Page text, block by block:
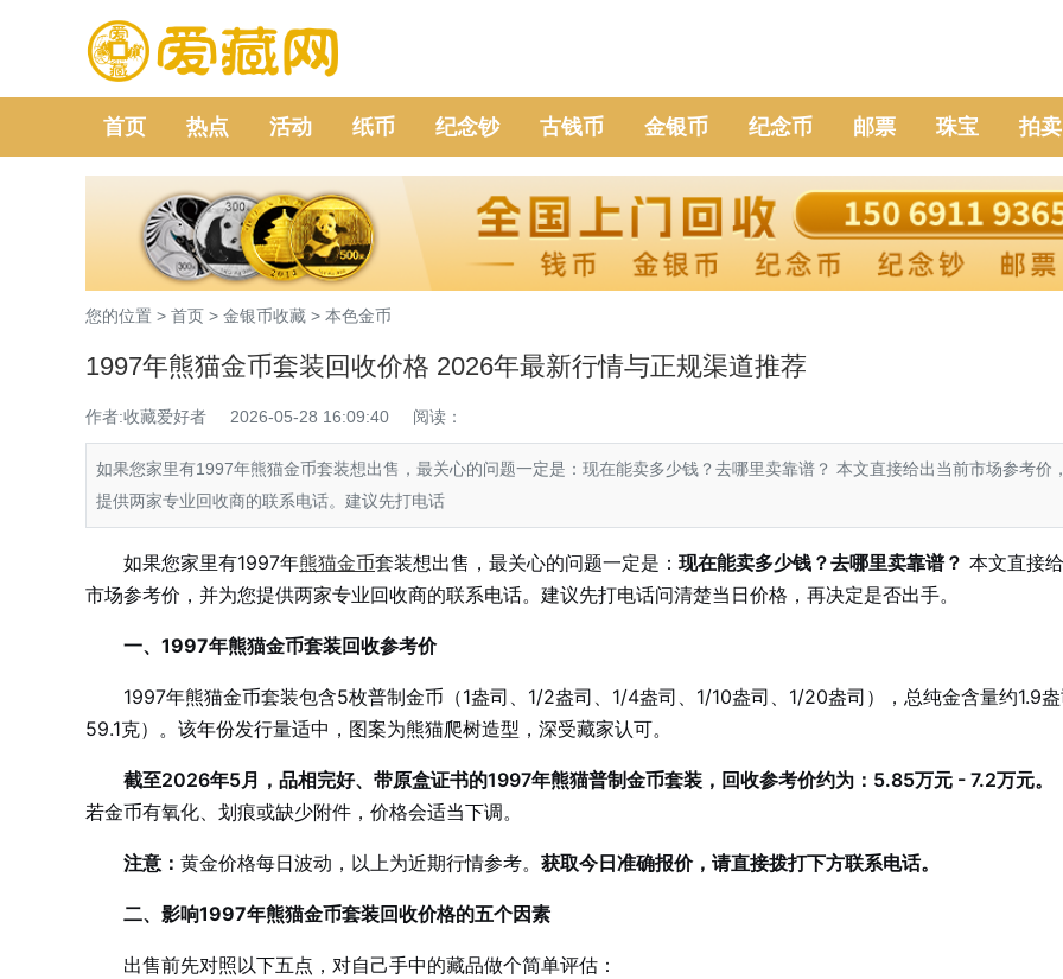
首页 热点 活动 纸币 纪念钞 古钱币 金银币 纪念币 邮票 珠宝 拍卖
您的位置 > 首页 > 金银币收藏 > 本色金币
1997年熊猫金币套装回收价格 2026年最新行情与正规渠道推荐
作者:收藏爱好者 2026-05-28 16:09:40 阅读：
如果您家里有1997年熊猫金币套装想出售，最关心的问题一定是：现在能卖多少钱？去哪里卖靠谱？ 本文直接给出当前市场参考价
提供两家专业回收商的联系电话。建议先打电话
如果您家里有1997年熊猫金币套装想出售，最关心的问题一定是： 现在能卖多少钱？去哪里卖靠谱？ 本文直接
市场参考价，并为您提供两家专业回收商的联系电话。建议先打电话问清楚当日价格，再决定是否出手。
一、1997年熊猫金币套装回收参考价
1997年熊猫金币套装包含5枚普制金币（1盎司、1/2盎司、1/4盎司、1/10盎司、1/20盎司），总纯金含量约1.9
59.1克）。该年份发行量适中，图案为熊猫爬树造型，深受藏家认可。
截至2026年5月，品相完好、带原盒证书的1997年熊猫普制金币套装，回收参考价约为：5.85万元 - 7.2万元。
若金币有氧化、划痕或缺少附件，价格会适当下调。
注意： 黄金价格每日波动，以上为近期行情参考。 获取今日准确报价，请直接拨打下方联系电话。
二、影响1997年熊猫金币套装回收价格的五个因素
出售前先对照以下五点，对自己手中的藏品做个简单评估：